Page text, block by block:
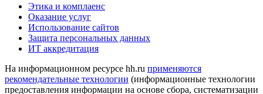
Этика и комплаенс
Оказание услуг
Использование сайтов
Защита персональных данных
ИТ аккредитация
На информационном ресурсе hh.ru применяются
рекомендательные технологии (информационные технологии
предоставления информации на основе сбора, систематизации